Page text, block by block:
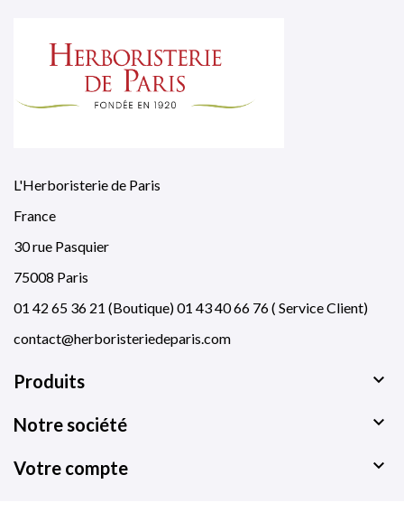
L'Herboristerie de Paris
France
30 rue Pasquier
75008 Paris
01 42 65 36 21 (Boutique) 01 43 40 66 76 ( Service Client)
contact@herboristeriedeparis.com
Produits 
Notre société 
Votre compte 